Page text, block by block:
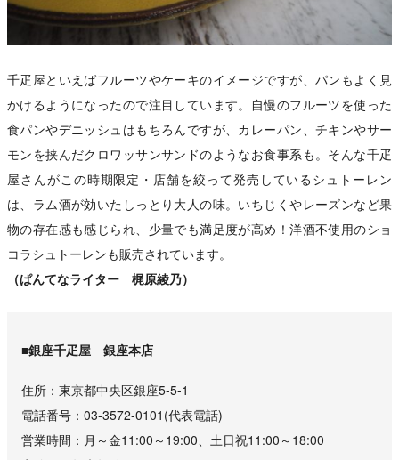
千疋屋といえばフルーツやケーキのイメージですが、パンもよく見
かけるようになったので注目しています。自慢のフルーツを使った
食パンやデニッシュはもちろんですが、カレーパン、チキンやサー
モンを挟んだクロワッサンサンドのようなお食事系も。そんな千疋
屋さんがこの時期限定・店舗を絞って発売しているシュトーレン
は、ラム酒が効いたしっとり大人の味。いちじくやレーズンなど果
物の存在感も感じられ、少量でも満足度が高め！洋酒不使用のショ
コラシュトーレンも販売されています。
（ぱんてなライター 梶原綾乃）
■銀座千疋屋 銀座本店
住所
東京都中央区銀座5-5-1
電話番号
03-3572-0101⁠(代表電話)
営業時間
月～金11:00～19:00、土日祝11:00～18:00